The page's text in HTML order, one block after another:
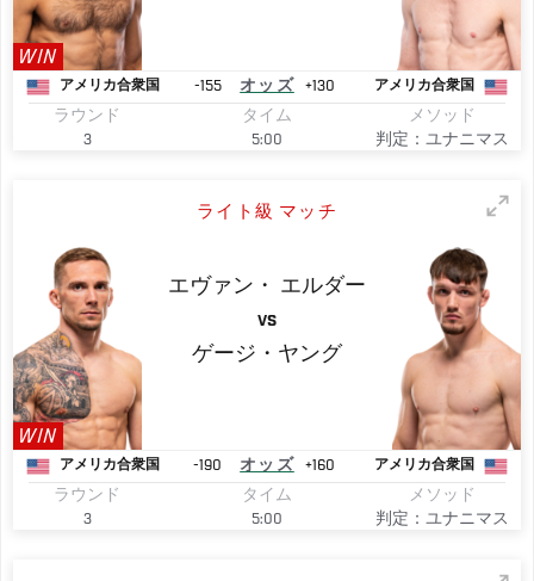
WIN
アメリカ合衆国 -155 オッズ +130 アメリカ合衆国
ラウンド
3
タイム
5:00
メソッド
判定：ユナニマス
ライト級 マッチ
WIN
エヴァン・ エルダー
VS
ゲージ・ヤング
アメリカ合衆国 -190 オッズ +160 アメリカ合衆国
ラウンド
3
タイム
5:00
メソッド
判定：ユナニマス